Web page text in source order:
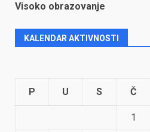
Visoko obrazovanje
KALENDAR AKTIVNOSTI
P U S Č
1